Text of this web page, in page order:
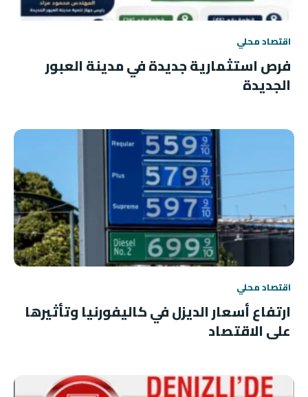
اقتصاد محلي
فرص استثمارية جديدة في مدينة العبور
الجديدة
اقتصاد محلي
ارتفاع أسعار الديزل في كاليفورنيا وتأثيرها
على الاقتصاد